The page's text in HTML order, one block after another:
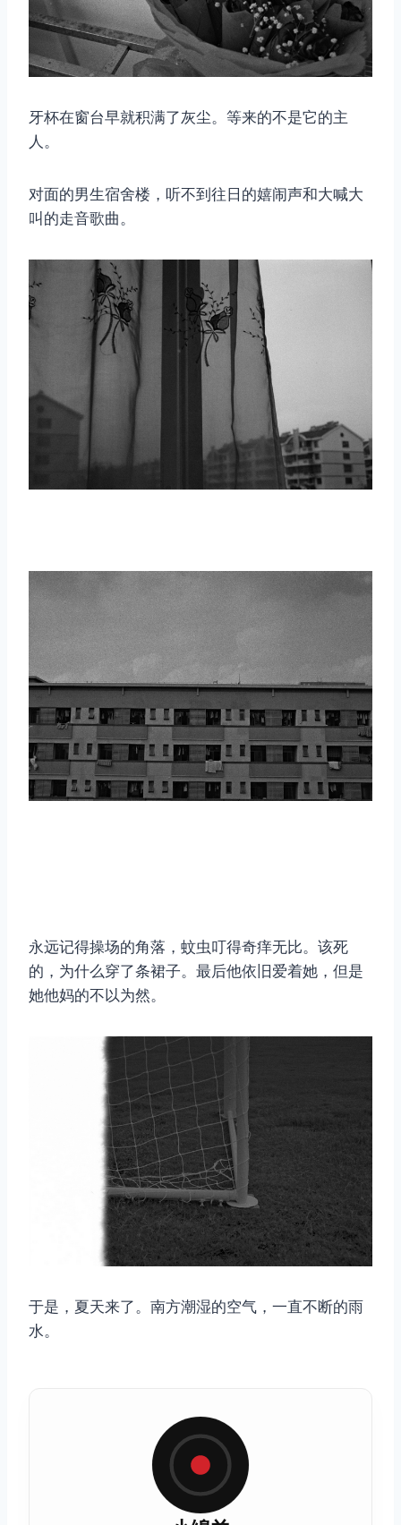
牙杯在窗台早就积满了灰尘。等来的不是它的主
人。
对面的男生宿舍楼，听不到往日的嬉闹声和大喊大
叫的走音歌曲。
永远记得操场的角落，蚊虫叮得奇痒无比。该死
的，为什么穿了条裙子。最后他依旧爱着她，但是
她他妈的不以为然。
于是，夏天来了。南方潮湿的空气，一直不断的雨
水。